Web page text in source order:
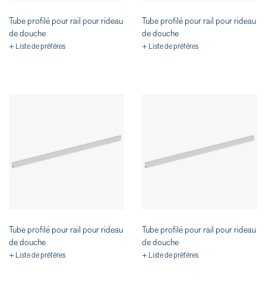
Tube profilé pour rail pour rideau
de douche
+ Liste de préféres
Tube profilé pour rail pour rideau
de douche
+ Liste de préféres
Tube profilé pour rail pour rideau
de douche
+ Liste de préféres
Tube profilé pour rail pour rideau
de douche
+ Liste de préféres